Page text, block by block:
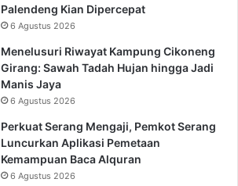
Palendeng Kian Dipercepat
6 Agustus 2026
Menelusuri Riwayat Kampung Cikoneng
Girang: Sawah Tadah Hujan hingga Jadi
Manis Jaya
6 Agustus 2026
Perkuat Serang Mengaji, Pemkot Serang
Luncurkan Aplikasi Pemetaan
Kemampuan Baca Alquran
6 Agustus 2026